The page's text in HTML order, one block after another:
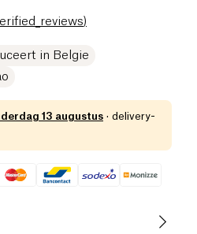
)
in Belgie
13 augustus · delivery-